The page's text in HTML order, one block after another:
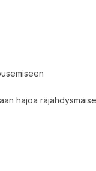
hajoa